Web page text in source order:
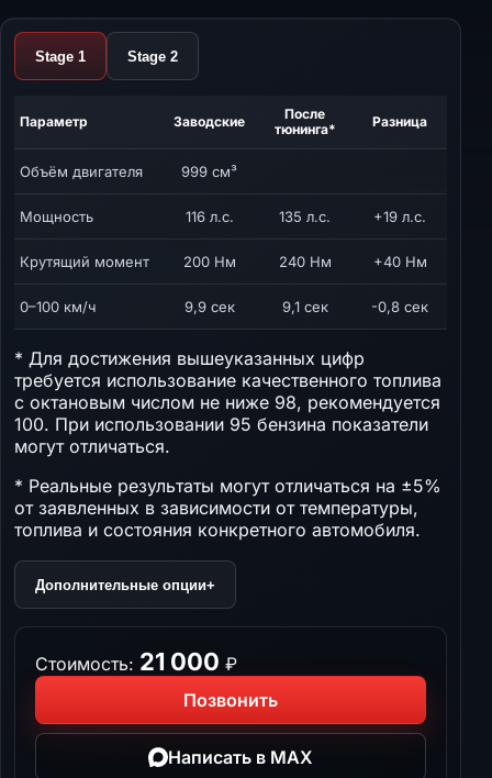
Stage 1 Stage 2
Параметр Заводские
После
тюнинга*
Разница
Объём двигателя 999 см³
Мощность 116 л.с. 135 л.с. +19 л.с.
Крутящий момент 200 Нм 240 Нм +40 Нм
0–100 км/ч 9,9 сек 9,1 сек -0,8 сек
* Для достижения вышеуказанных цифр
требуется использование качественного топлива
с октановым числом не ниже 98, рекомендуется
100. При использовании 95 бензина показатели
могут отличаться.
* Реальные результаты могут отличаться на ±5%
от заявленных в зависимости от температуры,
топлива и состояния конкретного автомобиля.
Дополнительные опции+
Стоимость: 21 000 ₽
Позвонить
Написать в MAX